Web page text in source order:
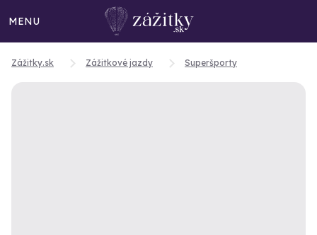
MENU
Zážitky.sk Zážitkové jazdy Superšporty